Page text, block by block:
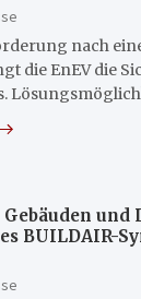
nach
die EnEV die
und
BUILDAIR-